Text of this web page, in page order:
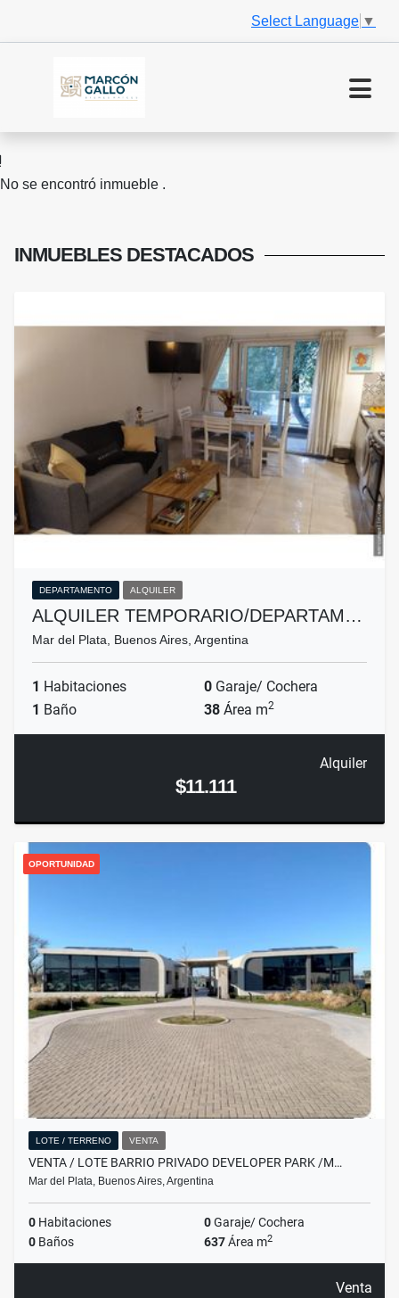
Select Language ▼
No se encontró inmueble .
INMUEBLES DESTACADOS
DEPARTAMENTO ALQUILER
ALQUILER TEMPORARIO/DEPARTAM…
Mar del Plata, Buenos Aires, Argentina
1 Habitaciones 0 Garaje/ Cochera
1 Baño 38 Área m2
Alquiler
$11.111
OPORTUNIDAD
LOTE / TERRENO VENTA
VENTA / LOTE BARRIO PRIVADO DEVELOPER PARK /M…
Mar del Plata, Buenos Aires, Argentina
0 Habitaciones 0Garaje/ Cochera
0 Baños 637Área m2
Venta